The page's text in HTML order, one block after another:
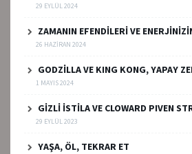
29 EYLÜL 2024
ZAMANIN EFENDİLERİ VE
26 HAZIRAN 2024
GODZİLLA VE KING KONG, YAPAY
1 MAYIS 2024
GİZLİ İSTİLA VE CLOWARD PIVEN
29 EYLÜL 2023
YAŞA, ÖL, TEKRAR ET